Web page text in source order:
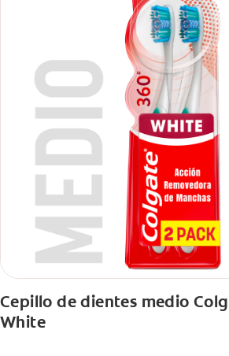
Cepillo de dientes medio
White